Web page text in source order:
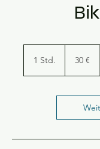
1 Std.
d
30 €